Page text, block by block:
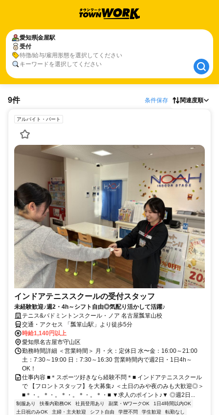
愛知県金屋駅
受付
特徴/給与/雇用形態を選択してください
キーワードを選択してください
愛知県金屋駅
受付
9件 条件保存 関連度順
アルバイト・パート
インドアテニススクールの受付スタッフ
未経験歓迎♪週2・4h～シフト自由◎気配り活かして活躍♪
テニス&バドミントンスクール・ノア 名古屋瓢箪山校
交通・アクセス 「瓢箪山駅」より徒歩5分
時給1,140円以上
愛知県名古屋市守山区
勤務時間詳細 ＜営業時間＞ 月・火：定休日 水〜金：16:00～21:00
土：7:30～19:00 日：7:30～16:30 営業時間内で週2日・1日4h～
OK！
仕事内容 ■＊スポーツ好きなら経験不問＊■ インドアテニススクール
で 【フロントスタッフ】を大募集♪ ＜土日のみや夜のみも大歓迎◎＞
■＊・。＊・。＊・。＊・。＊・■ ▼求人のポイント♪▼ ◎週2日...
制服あり 扶養内勤務OK 社員登用あり 副業・WワークOK
1日4時間以内OK
土日祝のみOK
主婦・主夫歓迎 シフト自由 学歴不問 学生歓迎
転勤なし